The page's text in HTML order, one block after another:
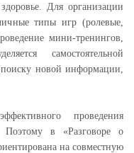
Для организации
типы игр (ролевые,
мини-тренингов,
самостоятельной
новой информации,
проведения
Поэтому в «Разговоре о
на совместную